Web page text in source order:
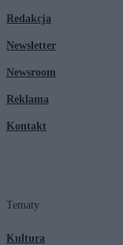
Redakcja
Newsletter
Newsroom
Reklama
Kontakt
Tematy
Kultura